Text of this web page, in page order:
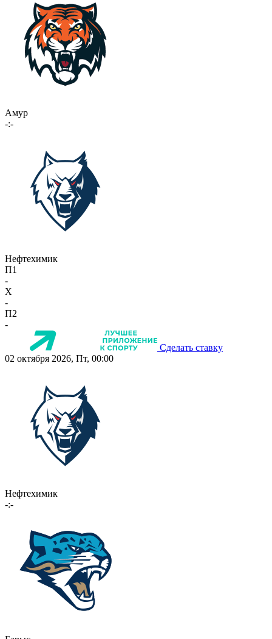
Амур
-:-
Нефтехимик
П1
-
X
-
П2
-
Сделать ставку
02 октября 2026, Пт, 00:00
Нефтехимик
-:-